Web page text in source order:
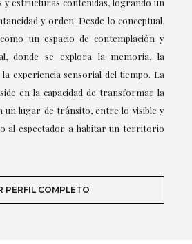
y estructuras contenidas, logrando un
y orden. Desde lo conceptual,
un espacio de contemplación y
donde se explora la memoria, la
experiencia sensorial del tiempo. La
en la capacidad de transformar la
un lugar de tránsito, entre lo visible y
al espectador a habitar un territorio
PERFIL COMPLETO